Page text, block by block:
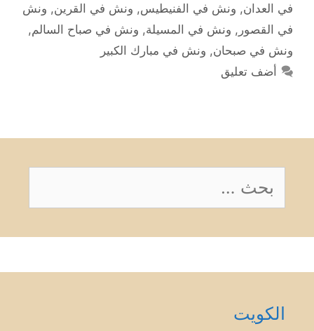
في العدان, ونش في الفنيطيس, ونش في القرين, ونش
في القصور , ونش في المسيلة, ونش في صباح السالم,
ونش في صبحان, ونش في مبارك الكبير
أضف تعليق
عن:
الكويت